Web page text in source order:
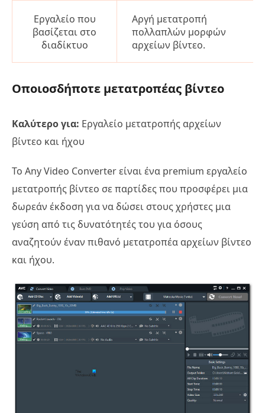
Εργαλείο που
βασίζεται στο
διαδίκτυο
Αργή μετατροπή
πολλαπλών μορφών
αρχείων βίντεο.
Οποιοσδήποτε μετατροπέας βίντεο
Καλύτερο για: Εργαλείο μετατροπής αρχείων
βίντεο και ήχου
Το Any Video Converter είναι ένα premium εργαλείο
μετατροπής βίντεο σε παρτίδες που προσφέρει μια
δωρεάν έκδοση για να δώσει στους χρήστες μια
γεύση από τις δυνατότητές του για όσους
αναζητούν έναν πιθανό μετατροπέα αρχείων βίντεο
και ήχου.